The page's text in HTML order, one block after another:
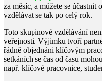
za měsíc, a můžete se účastnit
vzdělávat se tak po celý rok.
Toto skupinové vzdělávání
veřejnosti. Výjimku tvoří
řádně objednáni klíčovým
setkáních se čas od času
např. klíčové pracovnice,